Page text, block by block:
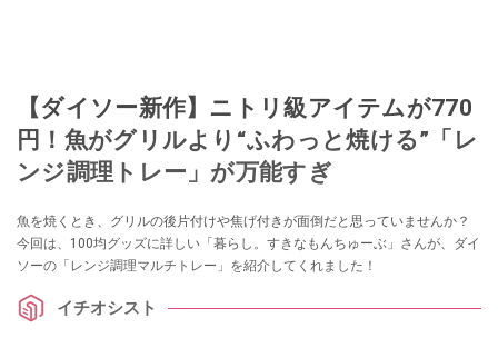
【ダイソー新作】ニトリ級アイテムが770
円！魚がグリルより“ふわっと焼ける”「レ
ンジ調理トレー」が万能すぎ
魚を焼くとき、グリルの後片付けや焦げ付きが面倒だと思っていませんか？
今回は、100均グッズに詳しい「暮らし。すきなもんちゅーぶ」さんが、ダイ
ソーの「レンジ調理マルチトレー」を紹介してくれました！
イチオシスト